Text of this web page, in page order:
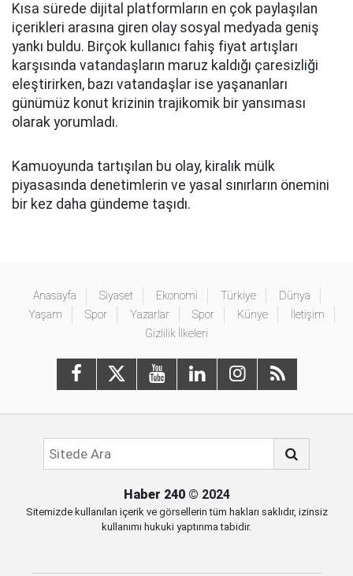
Kısa sürede dijital platformların en çok paylaşılan
içerikleri arasına giren olay sosyal medyada geniş
yankı buldu. Birçok kullanıcı fahiş fiyat artışları
karşısında vatandaşların maruz kaldığı çaresizliği
eleştirirken, bazı vatandaşlar ise yaşananları
günümüz konut krizinin trajikomik bir yansıması
olarak yorumladı.
Kamuoyunda tartışılan bu olay, kiralık mülk
piyasasında denetimlerin ve yasal sınırların önemini
bir kez daha gündeme taşıdı.
Anasayfa Siyaset Ekonomi Türkiye
Dünya
Yaşam
Spor Yazarlar Spor Künye
İletişim
Gizlilik İlkeleri
Haber 240© 2024
Sitemizde kullanılan içerik ve görsellerin tüm hakları saklıdır, izinsiz
kullanımı hukuki yaptırıma tabidir.